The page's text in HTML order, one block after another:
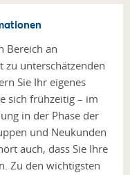
Bereich an
zu unterschätzenden
Sie Ihr eigenes
sich frühzeitig – im
in der Phase der
und Neukunden
auch, dass Sie Ihre
Zu den wichtigsten